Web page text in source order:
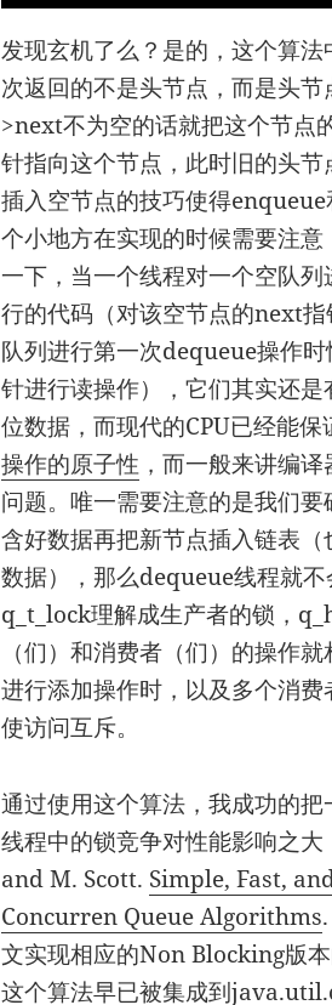
发现玄机了么？是的，这个算
次返回的不是头节点，而是头
>next不为空的话就把这个节点
针指向这个节点，此时旧的头
插入空节点的技巧使得
个小地方在实现的时候需要注
一下，当一个线程对一个空队
行的代码（对该空节点的next
队列进行第一次dequeue操作
针进行读操作），它们其实还
位数据，而现代的CPU已经能
操作的原子性 ，而一般来讲编
问题。唯一需要注意的是我们
含好数据再把新节点插入链表
数据），那么dequeue线程就
q_t_lock理解成生产者的锁，
（们）和消费者（们）的操作
进行添加操作时，以及多个消
使访问互斥。
通过使用这个算法，我成功的
线程中的锁竞争对性能影响之
and M. Scott. Simple, Fast,
Concurren Queue Algorithms
文实现相应的Non Blocking版
这个算法早已被集成到